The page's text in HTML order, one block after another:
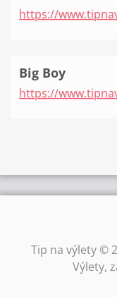
https://
Big Boy
https://
Tip na výlety ©
Výlety,